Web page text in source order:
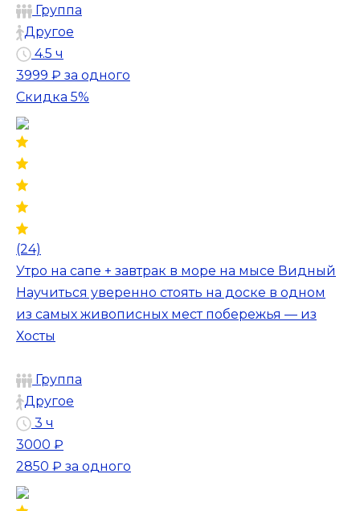
Группа
Другое
4.5 ч
3999 ₽ за одного
Скидка 5%
(24)
Утро на сапе + завтрак в море на мысе Видный
Научиться уверенно стоять на доске в одном
из самых живописных мест побережья — из
Хосты
Группа
Другое
3 ч
3000 ₽
2850 ₽ за одного